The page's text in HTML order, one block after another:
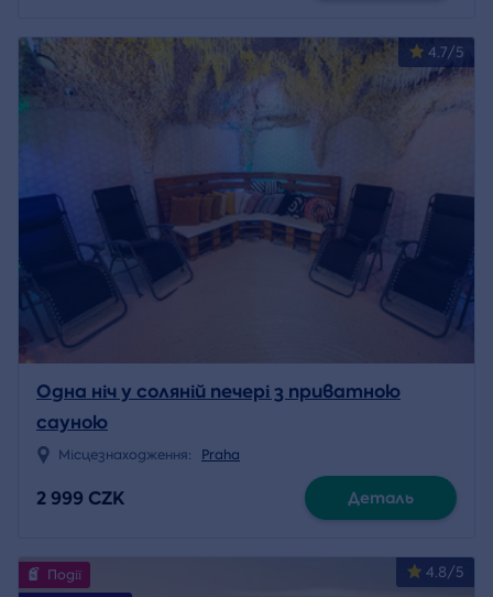
4.7/5
Одна ніч у соляній печері з приватною
сауною
Місцезнаходження: Praha
2 999 CZK Деталь
4.8/5
Події